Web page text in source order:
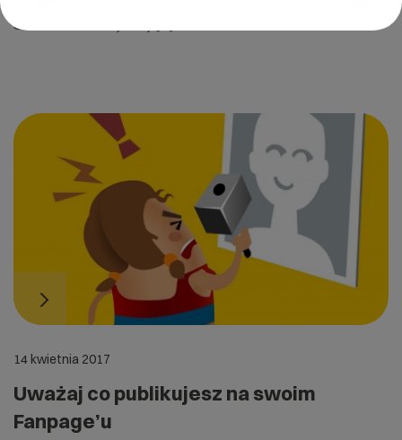
Stworzenie strony firmy […]
14 kwietnia 2017
Uważaj co publikujesz na swoim
Fanpage’u